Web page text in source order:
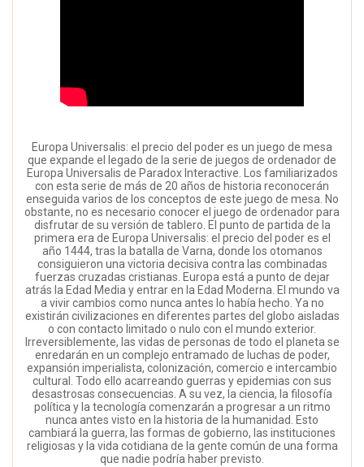
Europa Universalis: el precio del poder es un juego de mesa
que expande el legado de la serie de juegos de ordenador de
Europa Universalis de Paradox Interactive. Los familiarizados
con esta serie de más de 20 años de historia reconocerán
enseguida varios de los conceptos de este juego de mesa. No
obstante, no es necesario conocer el juego de ordenador para
disfrutar de su versión de tablero. El punto de partida de la
primera era de Europa Universalis: el precio del poder es el
año 1444, tras la batalla de Varna, donde los otomanos
consiguieron una victoria decisiva contra las combinadas
fuerzas cruzadas cristianas. Europa está a punto de dejar
atrás la Edad Media y entrar en la Edad Moderna. El mundo va
a vivir cambios como nunca antes lo había hecho. Ya no
existirán civilizaciones en diferentes partes del globo aisladas
o con contacto limitado o nulo con el mundo exterior.
Irreversiblemente, las vidas de personas de todo el planeta se
enredarán en un complejo entramado de luchas de poder,
expansión imperialista, colonización, comercio e intercambio
cultural. Todo ello acarreando guerras y epidemias con sus
desastrosas consecuencias. A su vez, la ciencia, la filosofía
política y la tecnología comenzarán a progresar a un ritmo
nunca antes visto en la historia de la humanidad. Esto
cambiará la guerra, las formas de gobierno, las instituciones
religiosas y la vida cotidiana de la gente común de una forma
que nadie podría haber previsto.